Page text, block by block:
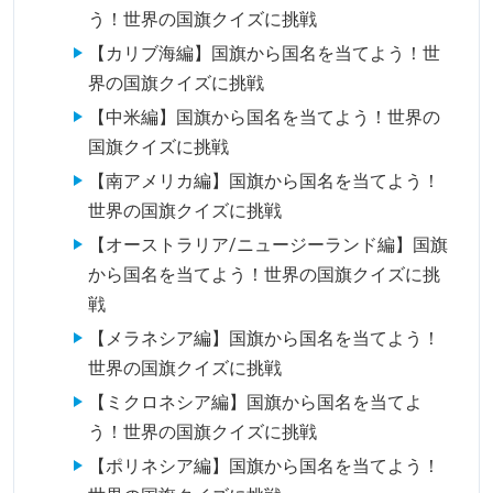
う！世界の国旗クイズに挑戦
【カリブ海編】国旗から国名を当てよう！世
界の国旗クイズに挑戦
【中米編】国旗から国名を当てよう！世界の
国旗クイズに挑戦
【南アメリカ編】国旗から国名を当てよう！
世界の国旗クイズに挑戦
【オーストラリア/ニュージーランド編】国旗
から国名を当てよう！世界の国旗クイズに挑
戦
【メラネシア編】国旗から国名を当てよう！
世界の国旗クイズに挑戦
【ミクロネシア編】国旗から国名を当てよ
う！世界の国旗クイズに挑戦
【ポリネシア編】国旗から国名を当てよう！